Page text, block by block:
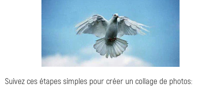
Suivez ces étapes simples pour créer un collage de photos: